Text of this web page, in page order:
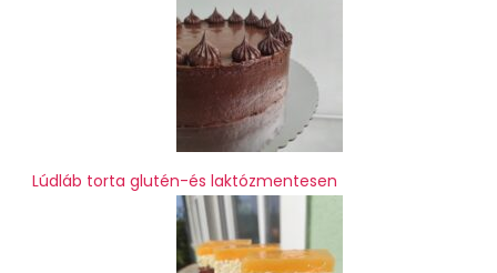
Lúdláb torta glutén-és laktózmentesen